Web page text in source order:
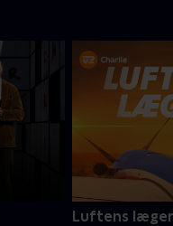
Luftens læger